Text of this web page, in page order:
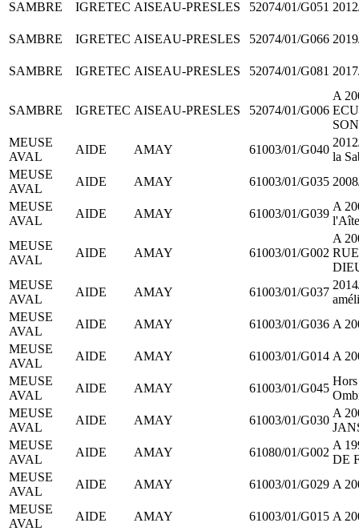
SAMBRE IGRETEC AISEAU-PRESLES 52074/01/G051
SAMBRE IGRETEC AISEAU-PRESLES 52074/01/G066
SAMBRE IGRETEC AISEAU-PRESLES 52074/01/G081
SAMBRE IGRETEC AISEAU-PRESLES 52074/01/G006
A
MEUSE
AVAL
AIDE AMAY 61003/01/G040
la
MEUSE
AVAL
AIDE AMAY 61003/01/G035
MEUSE
AVAL
AIDE AMAY 61003/01/G039
A
l'Aîte
MEUSE
AVAL
AIDE AMAY 61003/01/G002
A
MEUSE
AVAL
AIDE AMAY 61003/01/G037
MEUSE
AVAL
AIDE AMAY 61003/01/G036 A
MEUSE
AVAL
AIDE AMAY 61003/01/G014 A
MEUSE
AVAL
AIDE AMAY 61003/01/G045
MEUSE
AVAL
AIDE AMAY 61003/01/G030
A
MEUSE
AVAL
AIDE AMAY 61080/01/G002
A
DE
MEUSE
AVAL
AIDE AMAY 61003/01/G029 A
MEUSE
AVAL
AIDE AMAY 61003/01/G015 A